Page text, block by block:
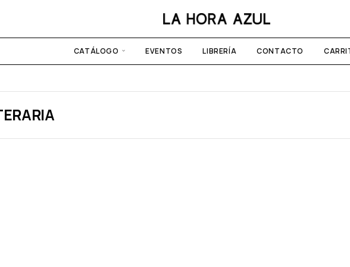
CATÁLOGO EVENTOS LIBRERÍA CONTACTO